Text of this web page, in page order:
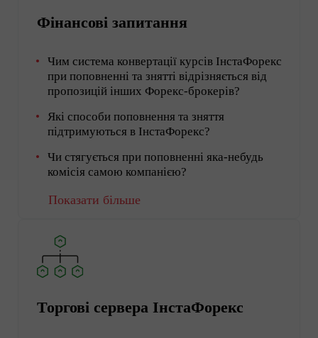
Фінансові запитання
Чим система конвертації курсів ІнстаФорекс
при поповненні та знятті відрізняється від
пропозицій інших Форекс-брокерів?
Які способи поповнення та зняття
підтримуються в ІнстаФорекс?
Чи стягується при поповненні яка-небудь
комісія самою компанією?
Показати більше
Торгові сервера ІнстаФорекс